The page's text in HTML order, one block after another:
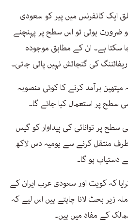
ایک کانفرنس میں پیر کو سعودی
ضرورت ہوئی تو اس سطح پر پہنچنے
سکتا ہے۔ ان کے مطابق موجودہ
کی گنجائش نہیں پائی جاتی۔
میتھین برآمد کرنے کا کوئی منصوبہ
سطح پر استعمال کیا جائے گا۔
سطح پر توانائی کی پیداوار کو گیس
طرف منتقل کرنے سے یومیہ دس لاکھ
دستیاب ہو گا۔
کہ کویت اور سعودی عرب ایران کے
زیر بحث لانا چاہتے ہیں اس لیے کہ
کے مفاد میں ہیں۔